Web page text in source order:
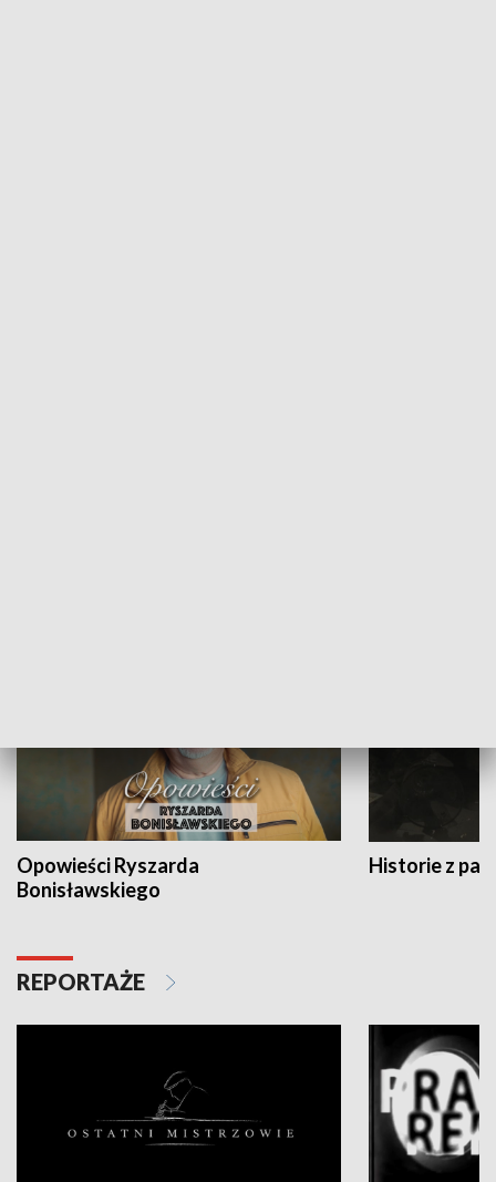
Opowieści Ryszarda
Bonisławskiego
Historie z
REPORTAŻE